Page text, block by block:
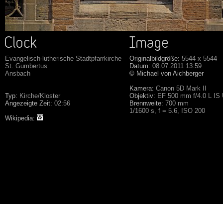
Evangelisch-lutherische Stadtpfarrkirche
St. Gumbertus
Ansbach
Typ: Kirche/Kloster
Angezeigte Zeit: 02:56
Wikipedia:
Originalbildgröße: 5544 x 5544
Datum: 08.07.2011 13:59
© Michael von Aichberger
Kamera: Canon 5D Mark II
Objektiv: EF 500 mm f/4.0 L IS
Brennweite: 700 mm
1/1600 s, f = 5.6, ISO 200